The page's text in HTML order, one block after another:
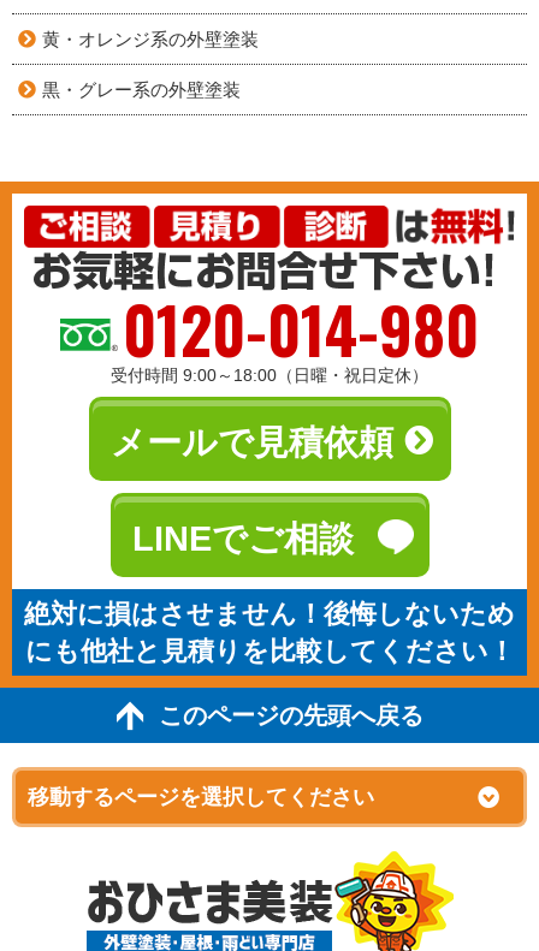
黄・オレンジ系の外壁塗装
黒・グレー系の外壁塗装
0120-014-980
受付時間 9:00～18:00（日曜・祝日定休）
メールで見積依頼
LINEでご相談
絶対に損はさせません！後悔しないため
にも他社と見積りを比較してください！
このページの先頭へ戻る